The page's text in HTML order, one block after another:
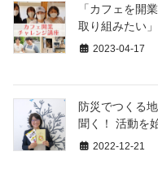
「カフェを開
取り組みたい
2023-04-17
防災でつくる
聞く！ 活動を
2022-12-21